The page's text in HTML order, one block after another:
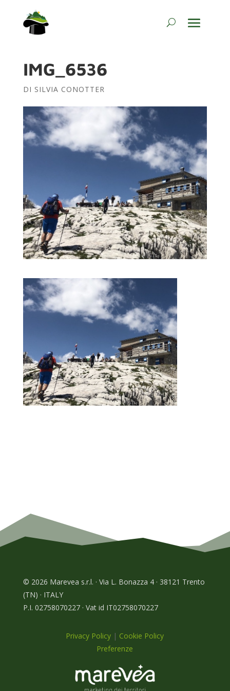
IMG_6536
DI SILVIA CONOTTER
© 2026 Marevea s.r.l. · Via L. Bonazza 4 · 38121 Trento
(TN) · ITALY
P.I. 02758070227 · Vat id IT02758070227
Privacy Policy | Cookie Policy
Preferenze